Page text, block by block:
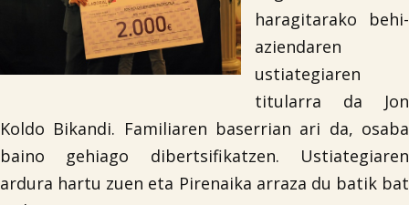
haragitarako behi-
aziendaren
ustiategiaren
titularra da Jon
Koldo Bikandi. Familiaren baserrian ari da, osaba
baino gehiago dibertsifikatzen. Ustiategiaren
ardura hartu zuen eta Pirenaika arraza du batik bat